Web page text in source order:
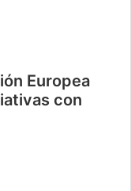
Europea
con